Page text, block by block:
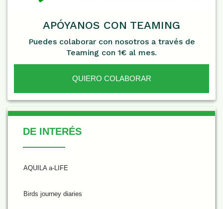
APÓYANOS CON TEAMING
Puedes colaborar con nosotros a través de
Teaming con 1€ al mes.
QUIERO COLABORAR
De Interés
DE INTERÉS
AQUILA a-LIFE
Birds journey diaries